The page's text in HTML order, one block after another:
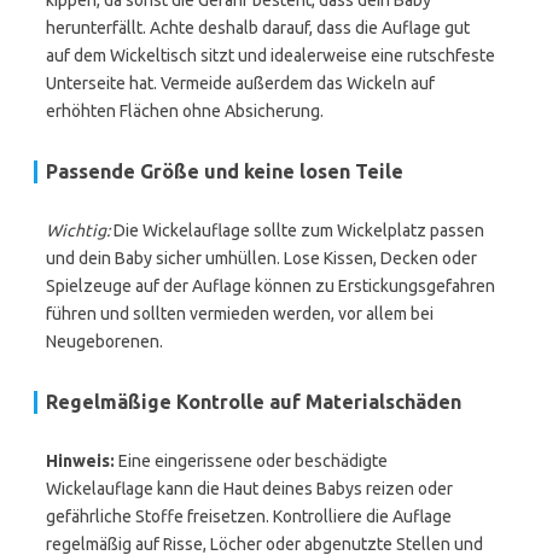
herunterfällt. Achte deshalb darauf, dass die Auflage gut
auf dem Wickeltisch sitzt und idealerweise eine rutschfeste
Unterseite hat. Vermeide außerdem das Wickeln auf
erhöhten Flächen ohne Absicherung.
Passende Größe und keine losen Teile
Wichtig:Die Wickelauflage sollte zum Wickelplatz passen
und dein Baby sicher umhüllen. Lose Kissen, Decken oder
Spielzeuge auf der Auflage können zu Erstickungsgefahren
führen und sollten vermieden werden, vor allem bei
Neugeborenen.
Regelmäßige Kontrolle auf Materialschäden
Hinweis: Eine eingerissene oder beschädigte
Wickelauflage kann die Haut deines Babys reizen oder
gefährliche Stoffe freisetzen. Kontrolliere die Auflage
regelmäßig auf Risse, Löcher oder abgenutzte Stellen und